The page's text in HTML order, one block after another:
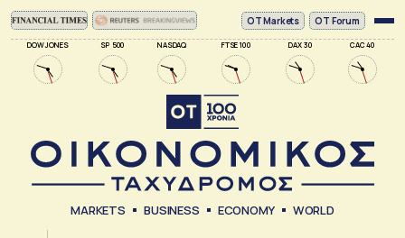
DOW JONES SP 500 NASDAQ FTSE 100 DAX 30 CAC 40
ΟΤ Markets OT Forum
MARKETS BUSINESS ECONOMY WORLD